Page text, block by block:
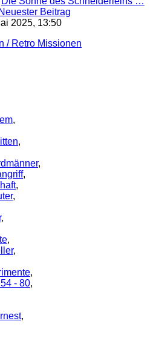
Neuester Beitrag
2025, 13:50
/ Retro Missionen
,
,
,
,
,
,
,
,
,
,
- 80,
,